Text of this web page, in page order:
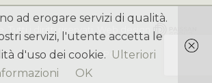
. Tutti i diritti riservati. Web design
Policy Privacy Policy
ad erogare servizi di qualità.
servizi, l'utente accetta le
d'uso dei cookie. Ulteriori
OK